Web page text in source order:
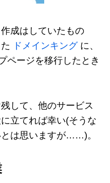
成はしていたもの
ドメインキングに、
ページを移行したとき
して、他のサービス
立てれば幸い(そうな
は思いますが……)。